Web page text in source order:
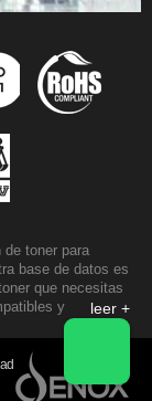
toner para
base de datos es
que necesitas
y originales
selección de toner
muy reconocida
de amplio
leer +